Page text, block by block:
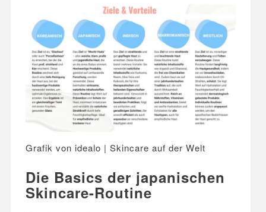
Grafik von idealo | Skincare auf der Welt
Die Basics der japanischen
Skincare-Routine